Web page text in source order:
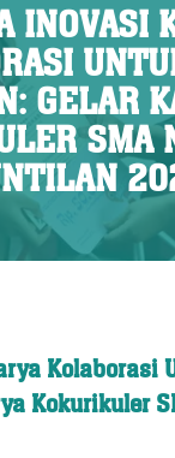
INOVASI
GELAR
SMA
Kolaborasi
Kokurikuler